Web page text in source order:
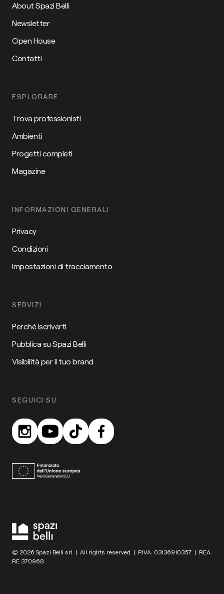
About Spazi Belli
Newsletter
Open House
Contatti
ESPLORARE
Trova professionisti
Ambienti
Progetti completi
Magazine
INFORMAZIONI GENERALI
Privacy
Condizioni
Impostazioni di tracciamento
SERVIZI
Perché iscriverti
Pubblica su Spazi Belli
Visibilità per il tuo brand
SEGUICI SU
© 2026 Spazi Belli srl | All rights reserved | P.IVA: 03136910357 | REA:
RE 370968